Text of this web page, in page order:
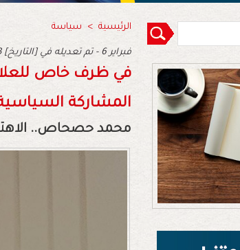
الرئيسية > سياسة
2023 فبراير 6 - تم تعديله في [التاريخ]
في ظرف خاص
المشاركة
محمد حصحاص..